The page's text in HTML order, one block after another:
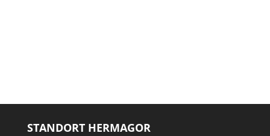
STANDORT HERMAGOR